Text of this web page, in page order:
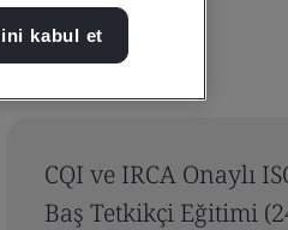
CQI ve IRCA Onaylı
Baş Tetkikçi Eğitimi
kabul et